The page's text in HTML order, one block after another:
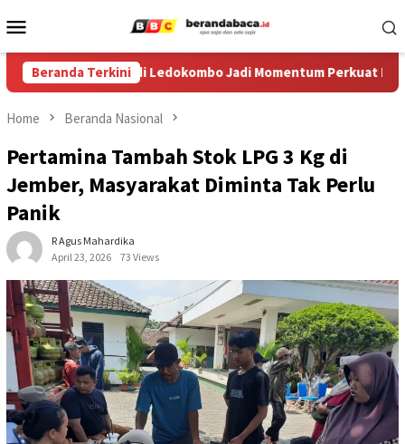
to
Menu
Beranda Terkini
Egrang ke-XIV di Ledokombo Jadi Momentum Perkuat Ruang
Home Beranda Nasional
Pertamina Tambah Stok LPG 3 Kg di
Jember, Masyarakat Diminta Tak Perlu
Panik
R Agus Mahardika
April 23, 2026
73 Views